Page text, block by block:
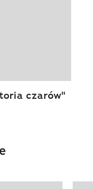
czarów"